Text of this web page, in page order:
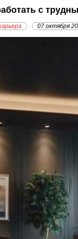
с
07 октября